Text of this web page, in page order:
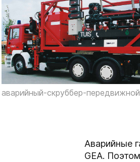
аварийный-скруббер-передвижной
Аварийные
GEA.